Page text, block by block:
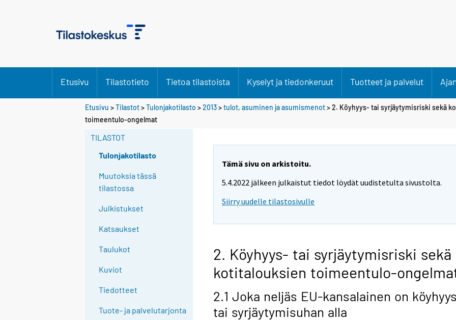
Etusivu Tilastotieto Tietoa tilastoista Kyselyt ja tiedonkeruut Tuotteet ja palvelut
Etusivu >Tilastot>Tulonjakotilasto >2013>tulot, asuminen ja asumismenot> 2. Köyhyys- tai syrjäytymisriski sekä
toimeentulo-ongelmat
TILASTOT
Tulonjakotilasto
Muutoksia tässä
tilastossa
Julkistukset
Katsaukset
Taulukot
Kuviot
Tiedotteet
Tuote- ja palvelutarjonta
Tämä sivu on arkistoitu.
5.4.2022 jälkeen julkaistut tiedot löydät uudistetulta sivustolta.
Siirry uudelle tilastosivulle
2. Köyhyys- tai syrjäytymisriski sekä
kotitalouksien toimeentulo-
2.1 Joka neljäs EU-kansalainen on
tai syrjäytymisuhan alla